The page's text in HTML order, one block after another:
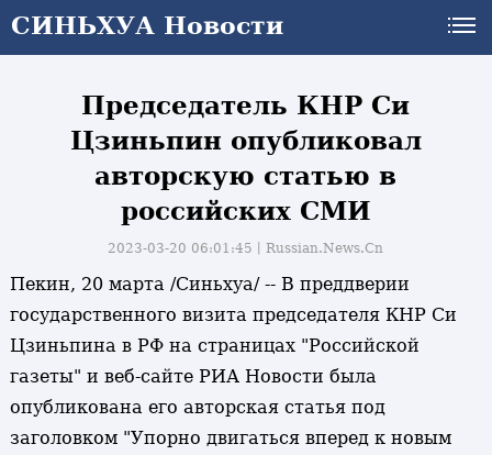
СИНЬХУА Новости
СИНЬХУА Новости
Председатель КНР Си
Цзиньпин опубликовал
авторскую статью в
российских СМИ
2023-03-20 06:01:45丨Russian.News.Cn
Пекин, 20 марта /Синьхуа/ -- В преддверии
государственного визита председателя КНР Си
Цзиньпина в РФ на страницах "Российской
газеты" и веб-сайте РИА Новости была
опубликована его авторская статья под
заголовком "Упорно двигаться вперед к новым